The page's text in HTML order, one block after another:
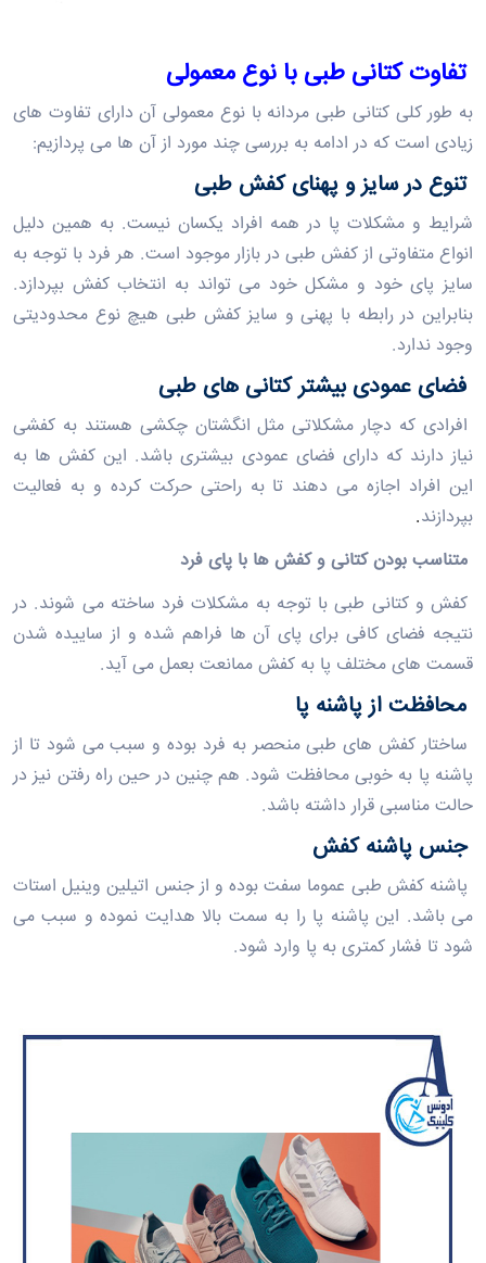
تفاوتکتانی طبی با نوع معمولی
به طور کلی کتانی طبی مردانه با نوع معمولی آن دارای تفاوت ‌های
زیادی است که در ادامه به بررسی چند مورد از آن ها می پردازیم:
تنوع در سایز و پهنای کفش طبی
شرایط و مشکلات پا در همه افراد یکسان نیست. به همین دلیل
انواع متفاوتی از کفش طبی در بازار موجود است. هر فرد با توجه به
سایز پای خود و مشکل خود می ‌تواند به انتخاب کفش بپردازد.
بنابراین در رابطه با پهنی و سایز کفش طبی هیچ نوع محدودیتی
وجود ندارد.
فضای عمودی بیشتر کتانی های طبی
افرادی که دچار مشکلاتی مثل انگشتان چکشی هستند به کفشی
نیاز دارند که دارای فضای عمودی بیشتری باشد. این کفش ها به
این افراد اجازه می دهند تا به راحتی حرکت کرده و به فعالیت
بپردازند.
متناسب بودنکتانی و کفش ها با پای فرد
کفش و کتانی طبی با توجه به مشکلات فرد ساخته می شوند. در
نتیجه فضای کافی برای پای آن ها فراهم شده و از ساییده شدن
قسمت های مختلف پا به کفش ممانعت بعمل می آید.
محافظت از پاشنه پا
ساختار کفش های طبی منحصر به فرد بوده و سبب می ‌شود تا از
پاشنه پا به خوبی محافظت شود. هم چنین در حین راه رفتن نیز در
حالت مناسبی قرار داشته باشد.
جنس پاشنه کفش
پاشنه کفش طبی عموما سفت بوده و از جنس اتیلین وینیل استات
می باشد. این پاشنه پا را به سمت بالا هدایت نموده و سبب می
شود تا فشار کمتری به پا وارد شود.